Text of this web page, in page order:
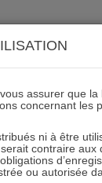
sur
assurer que
concernant les
ni à être
contraire aux
ou autorisée